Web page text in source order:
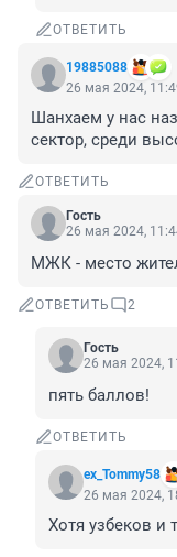
ОТВЕТИТЬ
19885088
26 мая 2024,
Шанхаем у нас
сектор, среди
ОТВЕТИТЬ
Гость
26 мая 2024,
МЖК - место
ОТВЕТИТЬ 2
Гость
26 мая 2024,
пять баллов!
ОТВЕТИТЬ
ex_Tommy58
26 мая 2024,
Хотя узбеков и